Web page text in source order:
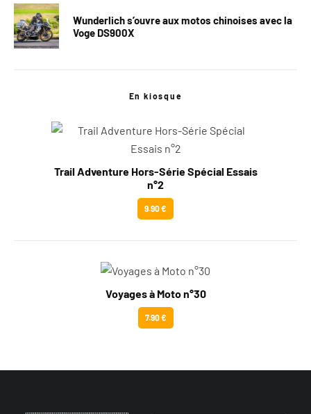
Wunderlich s’ouvre aux motos chinoises avec la
Voge DS900X
En kiosque
Trail Adventure Hors-Série Spécial Essais
n°2
9.90 €
Voyages à Moto n°30
7.90 €